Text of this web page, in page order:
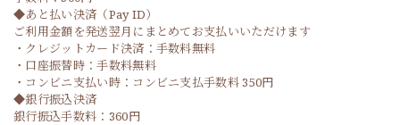
◆あと払い決済（Pay ID）
ご利用金額を発送翌月にまとめてお支払いいただけます
・クレジットカード決済：手数料無料
・口座振替時：手数料無料
・コンビニ支払い時：コンビニ支払手数料 350円
◆銀行振込決済
銀行振込手数料：360円